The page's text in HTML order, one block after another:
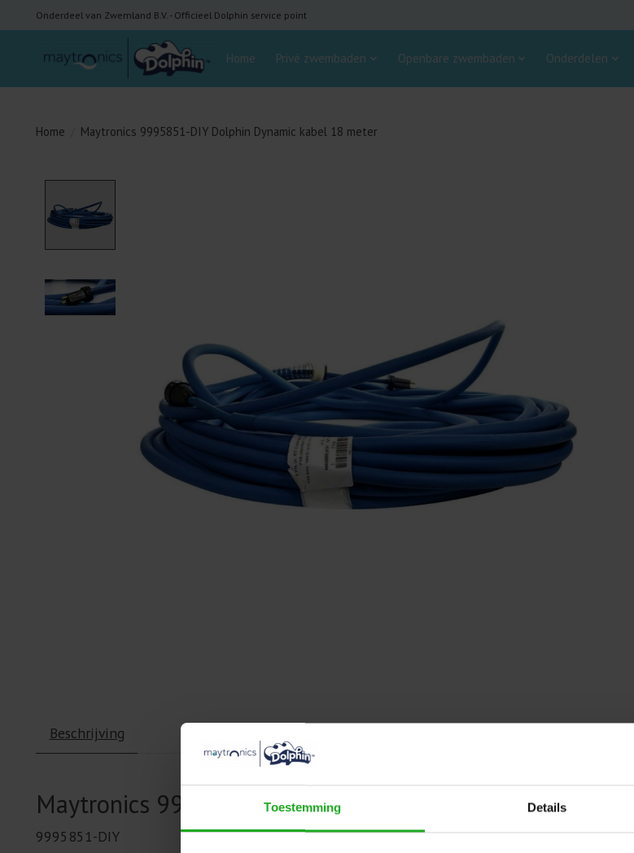
Toestemming Details
Onderdeel van Zwemland B.V. - Officieel Dolphin service point
Home Privé zwembaden Openbare zwembaden Onderdelen
Home Maytronics 9995851-DIY Dolphin Dynamic kabel 18 meter
Beschrijving
Maytronics 9995851-DIY Dolphin Dynamic kabel 18 meter
9995851-DIY